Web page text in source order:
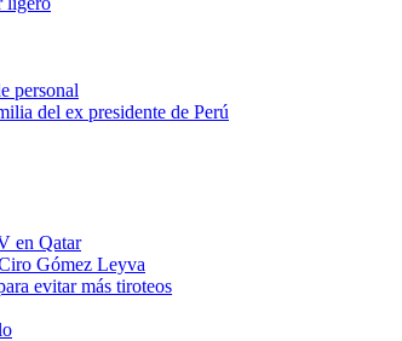
personal
del ex presidente de Perú
en Qatar
Gómez Leyva
evitar más tiroteos